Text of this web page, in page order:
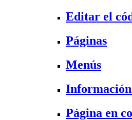
Editar el
Páginas
Menús
Página en